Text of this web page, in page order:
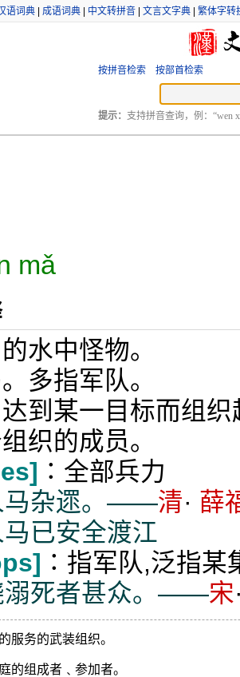
语词典 成语词典 中文转拼音 文言文字典 繁体字转
按拼音检索 按部首检索
提示： 支持拼音查询，例：“wen
mǎ
水中怪物。
多指军队。
到某一目标而组
织的成员。
∶全部兵力
马杂遝。——清· 薛
已安全渡江
∶指军队,泛指某
溺死者甚众。——宋
服务的武装组织。
的组成者﹑参加者。